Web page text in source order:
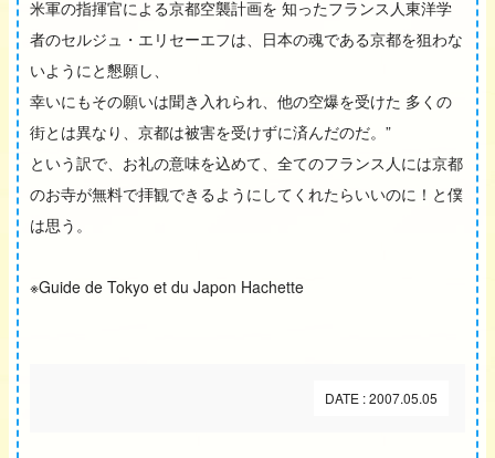
米軍の指揮官による京都空襲計画を 知ったフランス人東洋学
者のセルジュ・エリセーエフは、日本の魂である京都を狙わな
いようにと懇願し、
幸いにもその願いは聞き入れられ、他の空爆を受けた 多くの
街とは異なり、京都は被害を受けずに済んだのだ。”
という訳で、お礼の意味を込めて、全てのフランス人には京都
のお寺が無料で拝観できるようにしてくれたらいいのに！と僕
は思う。
※Guide de Tokyo et du Japon Hachette
DATE : 2007.05.05